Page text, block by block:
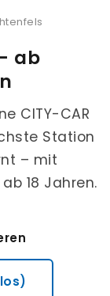
ab
CITY-CAR
Station
– mit
ab 18 Jahren.